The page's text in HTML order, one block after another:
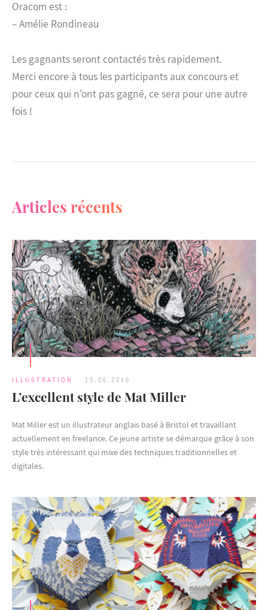
Oracom est :
– Amélie Rondineau
Les gagnants seront contactés très rapidement.
Merci encore à tous les participants aux concours et
pour ceux qui n’ont pas gagné, ce sera pour une autre
fois !
Articles récents
ILLUSTRATION 15.06.2016
L’excellent style de Mat Miller
Mat Miller est un illustrateur anglais basé à Bristol et travaillant
actuellement en freelance. Ce jeune artiste se démarque grâce à son
style très intéressant qui mixe des techniques traditionnelles et
digitales.